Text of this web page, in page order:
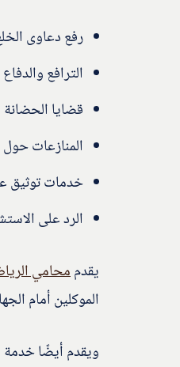
رفع دعاوى
الترافع
قضايا
المنازعات
خدمات توثيق
الرد على
يقدممحامي
الموكلين أمام
ويقدم أيضًا خدمة